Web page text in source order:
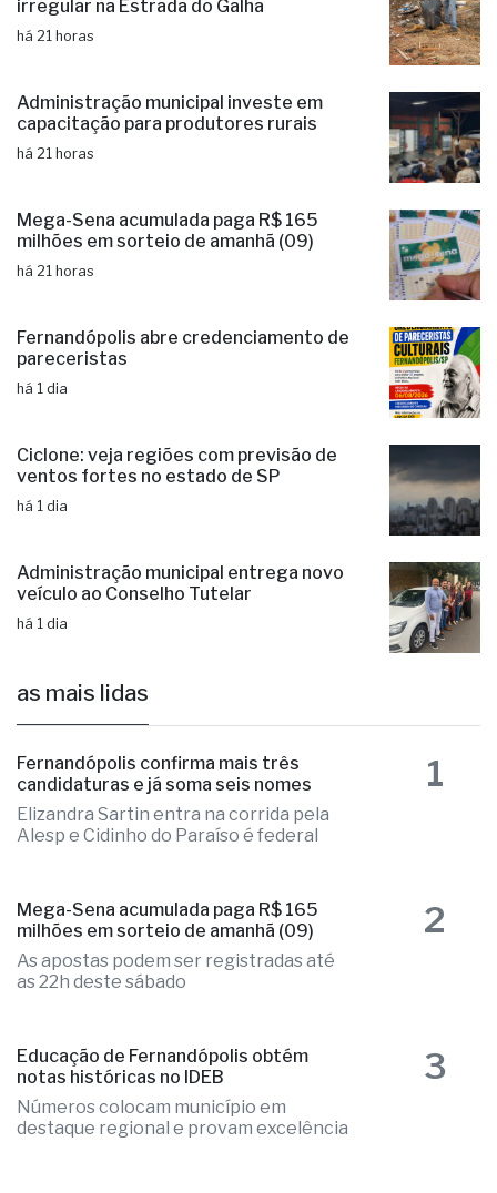
irregular na Estrada do Galha
há 21 horas
Administração municipal investe em
capacitação para produtores rurais
há 21 horas
Mega-Sena acumulada paga R$ 165
milhões em sorteio de amanhã (09)
há 21 horas
Fernandópolis abre credenciamento de
pareceristas
há 1 dia
Ciclone: veja regiões com previsão de
ventos fortes no estado de SP
há 1 dia
Administração municipal entrega novo
veículo ao Conselho Tutelar
há 1 dia
as mais lidas
Fernandópolis confirma mais três
candidaturas e já soma seis nomes
Elizandra Sartin entra na corrida pela
Alesp e Cidinho do Paraíso é federal
1
Mega-Sena acumulada paga R$ 165
milhões em sorteio de amanhã (09)
As apostas podem ser registradas até
as 22h deste sábado
2
Educação de Fernandópolis obtém
notas históricas no IDEB
Números colocam município em
destaque regional e provam excelência
3